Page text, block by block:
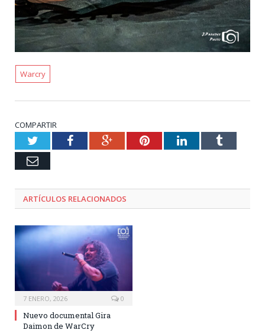
Warcry
COMPARTIR
TwitterFacebookGoogle+PinterestLinkedInTumblr
Email
ARTÍCULOS RELACIONADOS
7 ENERO, 2026 0
Nuevo documental Gira
Daimon de WarCry